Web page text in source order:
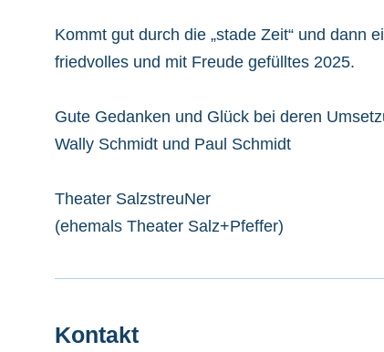
Kommt gut durch die „stade Zeit“ und dann
friedvolles und mit Freude gefülltes 2025.
Gute Gedanken und Glück bei deren
Wally Schmidt und Paul Schmidt
Theater SalzstreuNer
(ehemals Theater Salz+Pfeffer)
Kontakt